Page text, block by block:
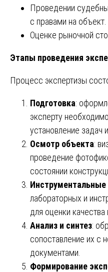
Проведении
с правами на объект.
Оценке рыночной
Этапы проведения
Процесс экспертизы
Подготовка:
эксперту
установление задач
Осмотр объекта:
проведение
состоянии
Инструментальные
лабораторных и
для оценки
Анализ и синтез:
сопоставление их с
документами.
Формирование